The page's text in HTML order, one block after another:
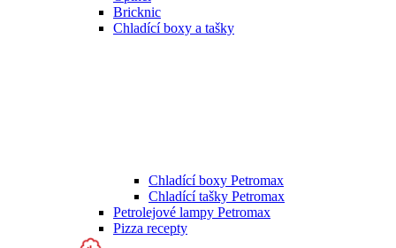
Bricknic
Chladící boxy a tašky
Chladící boxy Petromax
Chladící tašky Petromax
Petrolejové lampy Petromax
Pizza recepty